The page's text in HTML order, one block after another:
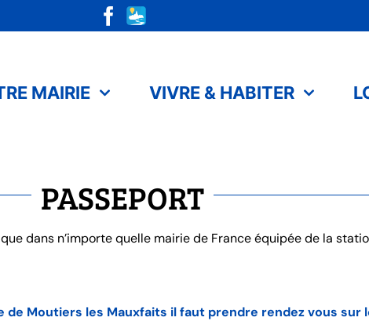
MAIRIE VIVRE & HABITER
PASSEPORT
dans n’importe quelle mairie de France équipée de la
Moutiers les Mauxfaits il faut prendre rendez vous sur